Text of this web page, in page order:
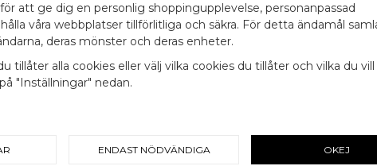
WELCOME TO
BB SWEDEN HARDWARE
Välj land / Choose country
INGÅR
SKJUTDÖRRSBESLAG - 1 ST
att ge dig en personlig shoppingupplevelse, personanpassad
våra webbplatser tillförlitliga och säkra. För detta ändamål
deras mönster och deras enheter.
tillåter alla cookies eller välj vilka cookies du tillåter och vilka du
"Inställningar" nedan.
ENDAST NÖDVÄNDIGA OKEJ